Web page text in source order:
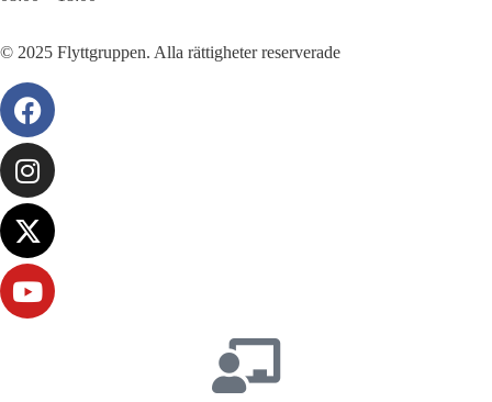
© 2025 Flyttgruppen. Alla rättigheter reserverade